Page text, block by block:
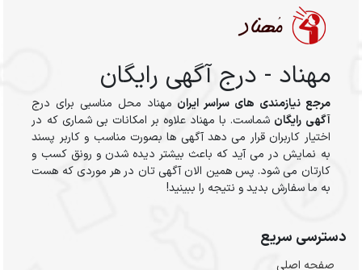
مهناد - درج آگهی رایگان
مرجع نیازمندی های سراسر ایران مهناد محل مناسبی برای درج
آگهی رایگان شماست. با مهناد علاوه بر امکانات بی شماری که در
اختیار کاربران قرار می دهد آگهی ها بصورت مناسب و کاربر پسند
به نمایش در می آید که باعث بیشتر دیده شدن و رونق کسب و
کارتان می شود. پس همین الان آگهی تان در هر موردی که هست
به ما سفارش بدید و نتیجه را ببینید!
دسترسی سریع
صفحه اصلی